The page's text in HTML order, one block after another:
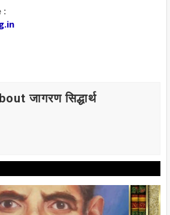
:
जागरण सिद्धार्थ